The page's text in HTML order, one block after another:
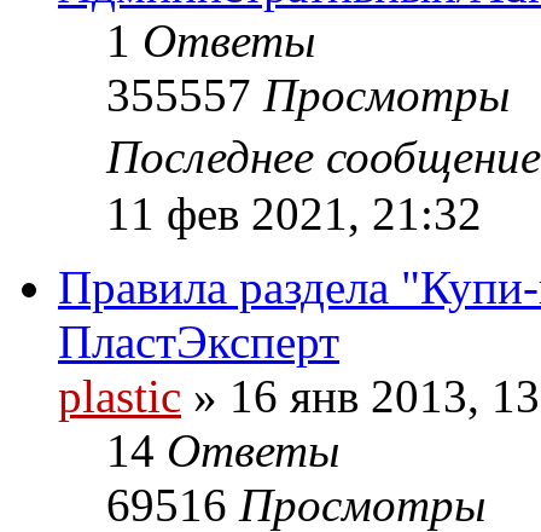
1 Ответы
355557 Просмотры
Последнее
11 фев 2021, 21:32
Правила раздела
ПластЭксперт
plastic » 16 янв 2013,
14 Ответы
69516 Просмотры